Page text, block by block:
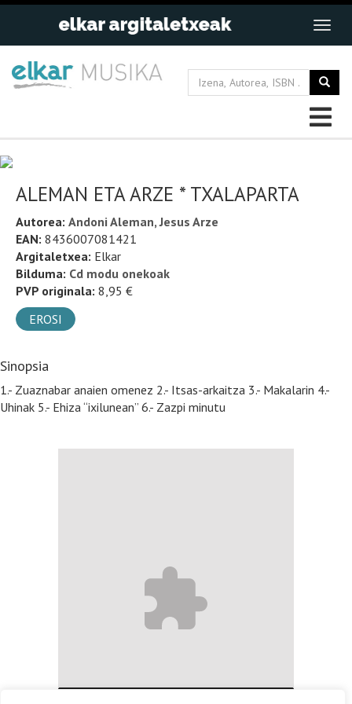
ALEMAN ETA ARZE * TXALAPARTA
Autorea: Andoni Aleman, Jesus Arze
EAN: 8436007081421
Argitaletxea: Elkar
Bilduma: Cd modu onekoak
PVP originala: 8,95 €
EROSI
Sinopsia
1.- Zuaznabar anaien omenez 2.- Itsas-arkaitza 3.- Makalarin 4.-
Uhinak 5.- Ehiza “ixilunean” 6.- Zazpi minutu